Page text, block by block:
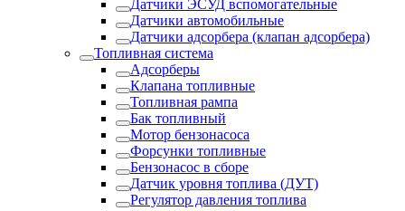
Датчики ЭСУД вспомогательные
Датчики автомобильные
Датчики адсорбера (клапан адсорбера)
Топливная система
Адсорберы
Клапана топливные
Топливная рампа
Бак топливный
Мотор бензонасоса
Форсунки топливные
Бензонасос в сборе
Датчик уровня топлива (ДУТ)
Регулятор давления топлива